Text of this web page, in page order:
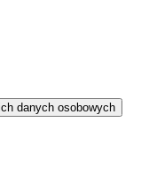
danych osobowych